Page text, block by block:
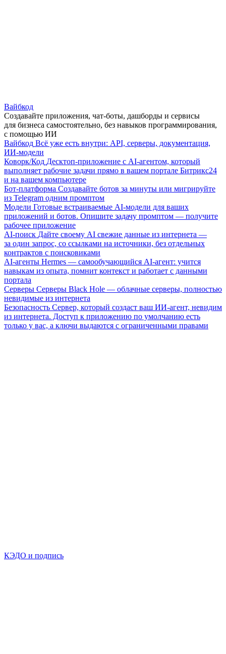
Вайбкод
Создавайте приложения, чат-боты, дашборды и сервисы
для бизнеса самостоятельно, без навыков программирования,
с помощью ИИ
Вайбкод Всё уже есть внутри: API, серверы, документация,
ИИ-модели
Коворк/Код Десктоп-приложение с AI-агентом, который
выполняет рабочие задачи прямо в вашем портале Битрикс24
и на вашем компьютере
Бот-платформа Создавайте ботов за минуты или мигрируйте
из Telegram одним промптом
Модели Готовые встраиваемые AI-модели для ваших
приложений и ботов. Опишите задачу промптом — получите
рабочее приложение
AI-поиск Дайте своему AI свежие данные из интернета —
за один запрос, со ссылками на источники, без отдельных
контрактов с поисковиками
AI-агенты Hermes — самообучающийся AI-агент: учится
навыкам из опыта, помнит контекст и работает с данными
портала
Серверы Серверы Black Hole — облачные серверы, полностью
невидимые из интернета
Безопасность Сервер, который создаст ваш ИИ-агент, невидим
из интернета. Доступ к приложению по умолчанию есть
только у вас, а ключи выдаются с ограниченными правами
КЭДО и подпись